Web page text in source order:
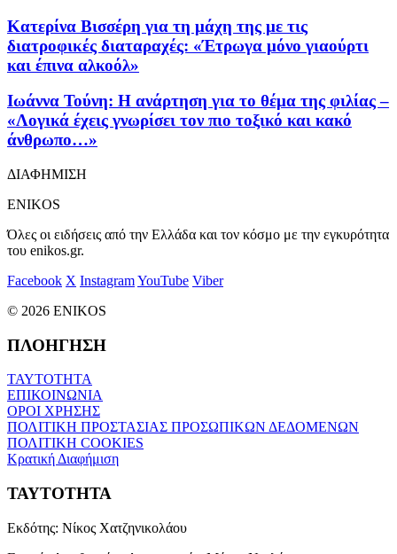
Κατερίνα Βισσέρη για τη μάχη της με τις
διατροφικές διαταραχές: «Έτρωγα μόνο γιαούρτι
και έπινα αλκοόλ»
Ιωάννα Τούνη: Η ανάρτηση για το θέμα της φιλίας –
«Λογικά έχεις γνωρίσει τον πιο τοξικό και κακό
άνθρωπο…»
ΔΙΑΦΗΜΙΣΗ
ENIKOS
Όλες οι ειδήσεις από την Ελλάδα και τον κόσμο με την εγκυρότητα
του enikos.gr.
Facebook X InstagramYouTube Viber
© 2026 ENIKOS
ΠΛΟΗΓΗΣΗ
ΤΑΥΤΟΤΗΤΑ
ΕΠΙΚΟΙΝΩΝΙΑ
ΟΡΟΙ ΧΡΗΣΗΣ
ΠΟΛΙΤΙΚΗ ΠΡΟΣΤΑΣΙΑΣ ΠΡΟΣΩΠΙΚΩΝ ΔΕΔΟΜΕΝΩΝ
ΠΟΛΙΤΙΚΗ COOKIES
Κρατική Διαφήμιση
ΤΑΥΤΟΤΗΤΑ
Εκδότης: Νίκος Χατζηνικολάου